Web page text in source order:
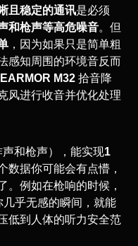
且稳定的通讯是必须
和枪声等高危噪音。但
，因为如果只是简单粗
感知周围的环境音反而
EARMOR M32 拾音降
风进行收音并优化处理
声和枪声），能实现1
数据你可能会有点懵，
。例如在枪响的时候，
乎无感的瞬间，就能
低到人体的听力安全范